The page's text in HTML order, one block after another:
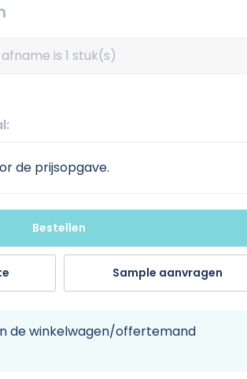
is 1 stuk(s)
de prijsopgave.
Bestellen
Sample aanvragen
de winkelwagen/offertemand